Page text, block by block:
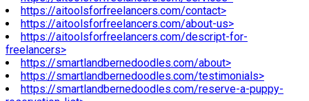
https://aitoolsforfreelancers.com/contact>
https://aitoolsforfreelancers.com/about-us>
https://aitoolsforfreelancers.com/descript-for-
freelancers>
https://smartlandbernedoodles.com/about>
https://smartlandbernedoodles.com/testimonials>
https://smartlandbernedoodles.com/reserve-a-puppy-